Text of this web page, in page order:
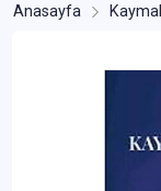
Anasayfa